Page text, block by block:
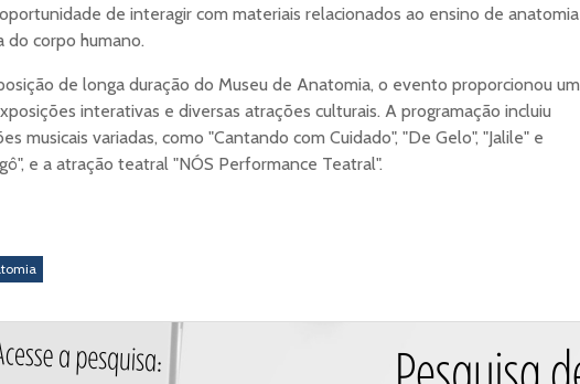
de interagir com materiais relacionados ao ensino de anatomia
do corpo humano.
de longa duração do Museu de Anatomia, o evento proporcionou um
interativas e diversas atrações culturais. A programação incluiu
musicais variadas, como "Cantando com Cuidado", "De Gelo", "Jalile" e
e a atração teatral "NÓS Performance Teatral".